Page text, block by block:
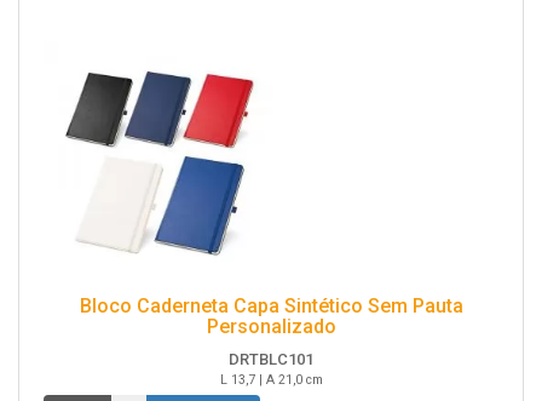
Bloco Caderneta Capa Sintético Sem Pauta
Personalizado
DRTBLC101
L 13,7 | A 21,0 cm